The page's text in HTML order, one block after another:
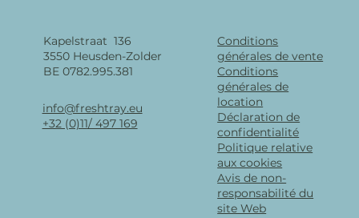
Kapelstraat 136
3550 Heusden-Zolder
BE 0782.995.381
info@freshtray.eu
+32 (0)11/ 497 169
Conditions
générales de vente
Conditions
générales de
location
Déclaration de
confidentialité
Politique relative
aux cookies
Avis de non-
responsabilité du
site Web